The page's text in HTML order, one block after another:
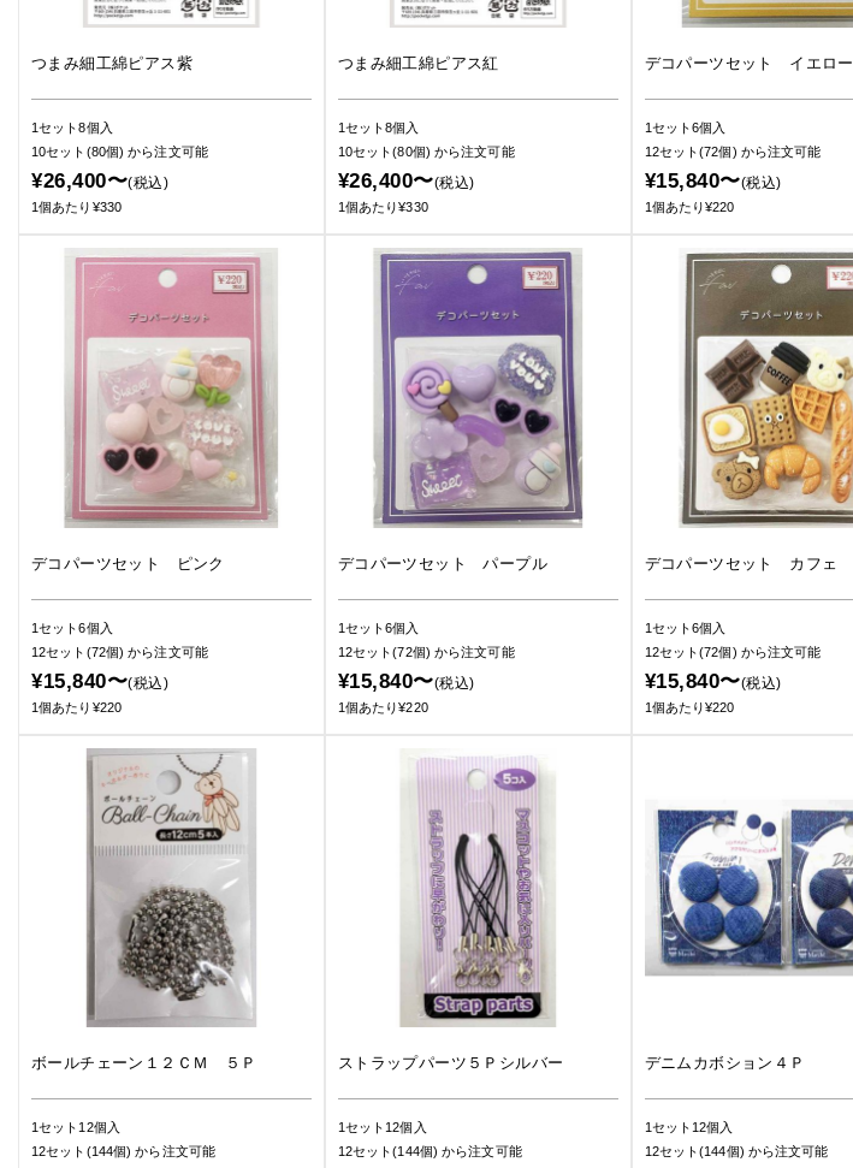
つまみ細工綿ピアス紫
1セット8個入
10セット(80個)から注文可能
¥26,400〜(税込)
1個あたり¥330
つまみ細工綿ピアス紅
1セット8個入
10セット(80個)から注文可能
¥26,400〜(税込)
1個あたり¥330
デコパーツセット イエロー
1セット6個入
12セット(72個) から注文可能
¥15,840〜(税込)
1個あたり¥220
デコパーツセット ピンク
1セット6個入
12セット(72個)から注文可能
¥15,840〜(税込)
1個あたり¥220
デコパーツセット パープル
1セット6個入
12セット(72個)から注文可能
¥15,840〜(税込)
1個あたり¥220
デコパーツセット カフェ
1セット6個入
12セット(72個) から注文可能
¥15,840〜(税込)
1個あたり¥220
ボールチェーン１２ＣＭ ５Ｐ
1セット12個入
12セット(144個)から注文可能
ストラップパーツ５Ｐシルバー
1セット12個入
12セット(144個)から注文可能
デニムカボション４Ｐ
1セット12個入
12セット(144個) から注文可能